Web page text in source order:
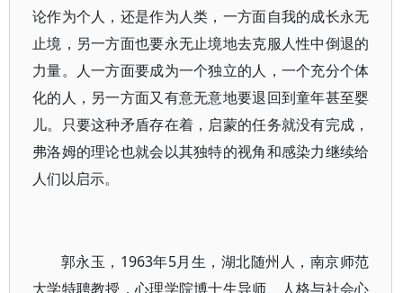
论作为个人，还是作为人类，一方面自我的成长永无
止境，另一方面也要永无止境地去克服人性中倒退的
力量。人一方面要成为一个独立的人，一个充分个体
化的人，另一方面又有意无意地要退回到童年甚至婴
儿。只要这种矛盾存在着，启蒙的任务就没有完成，
弗洛姆的理论也就会以其独特的视角和感染力继续给
人们以启示。
郭永玉，1963年5月生，湖北随州人，南京师范
大学特聘教授，心理学院博士生导师、人格与社会心